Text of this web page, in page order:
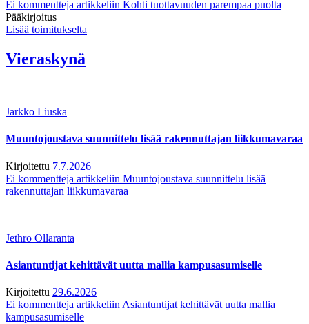
Ei kommentteja artikkeliin Kohti tuottavuuden parempaa puolta
Pääkirjoitus
Lisää toimitukselta
Vieraskynä
Jarkko Liuska
Muuntojoustava suunnittelu lisää rakennuttajan liikkumavaraa
Kirjoitettu 7.7.2026
Ei kommentteja artikkeliin Muuntojoustava suunnittelu lisää
rakennuttajan liikkumavaraa
Jethro Ollaranta
Asiantuntijat kehittävät uutta mallia kampusasumiselle
Kirjoitettu 29.6.2026
Ei kommentteja artikkeliin Asiantuntijat kehittävät uutta mallia
kampusasumiselle